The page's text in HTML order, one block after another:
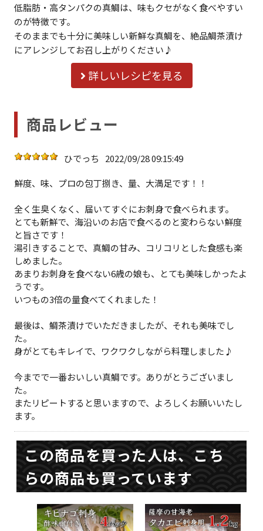
低脂肪・高タンパクの真鯛は、味もクセがなく食べやすい
のが特徴です。
そのままでも十分に美味しい新鮮な真鯛を、絶品鯛茶漬け
にアレンジしてお召し上がりください♪
詳しいレシピを見る
商品レビュー
ひでっち
2022/09/28 09:15:49
鮮度、味、プロの包丁捌き、量、大満足です！！
全く生臭くなく、届いてすぐにお刺身で食べられます。
とても新鮮で、海沿いのお店で食べるのと変わらない鮮度
と旨さです！
湯引きすることで、真鯛の甘み、コリコリとした食感も楽
しめました。
あまりお刺身を食べない6歳の娘も、とても美味しかったよ
うです。
いつもの3倍の量食べてくれました！
最後は、鯛茶漬けでいただきましたが、それも美味でし
た。
身がとてもキレイで、ワクワクしながら料理しました♪
今までで一番おいしい真鯛です。ありがとうございまし
た。
またリピートすると思いますので、よろしくお願いいたし
ます。
この商品を買った人は、こち
らの商品も買っています